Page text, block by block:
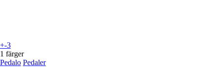
+-3
1 färger
Pedalo Pedaler